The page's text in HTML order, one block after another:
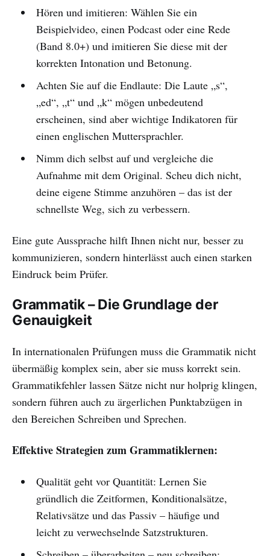
Hören und imitieren: Wählen Sie ein
Beispielvideo, einen Podcast oder eine Rede
(Band 8.0+) und imitieren Sie diese mit der
korrekten Intonation und Betonung.
Achten Sie auf die Endlaute: Die Laute „s“,
„ed“, „t“ und „k“ mögen unbedeutend
erscheinen, sind aber wichtige Indikatoren für
einen englischen Muttersprachler.
Nimm dich selbst auf und vergleiche die
Aufnahme mit dem Original. Scheu dich nicht,
deine eigene Stimme anzuhören – das ist der
schnellste Weg, sich zu verbessern.
Eine gute Aussprache hilft Ihnen nicht nur, besser zu
kommunizieren, sondern hinterlässt auch einen starken
Eindruck beim Prüfer.
Grammatik – Die Grundlage der
Genauigkeit
In internationalen Prüfungen muss die Grammatik nicht
übermäßig komplex sein, aber sie muss korrekt sein.
Grammatikfehler lassen Sätze nicht nur holprig klingen,
sondern führen auch zu ärgerlichen Punktabzügen in
den Bereichen Schreiben und Sprechen.
Effektive Strategien zum Grammatiklernen:
Qualität geht vor Quantität: Lernen Sie
gründlich die Zeitformen, Konditionalsätze,
Relativsätze und das Passiv – häufige und
leicht zu verwechselnde Satzstrukturen.